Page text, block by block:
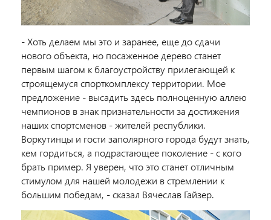
- Хоть делаем мы это и заранее, еще до сдачи
нового объекта, но посаженное дерево станет
первым шагом к благоустройству прилегающей к
строящемуся спорткомплексу территории. Мое
предложение - высадить здесь полноценную аллею
чемпионов в знак признательности за достижения
наших спортсменов - жителей республики.
Воркутинцы и гости заполярного города будут знать,
кем гордиться, а подрастающее поколение - с кого
брать пример. Я уверен, что это станет отличным
стимулом для нашей молодежи в стремлении к
большим победам, - сказал Вячеслав Гайзер.